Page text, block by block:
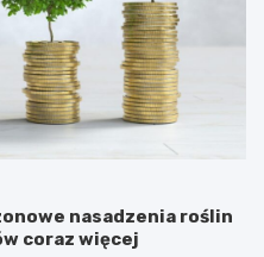
nasadzenia roślin
coraz więcej